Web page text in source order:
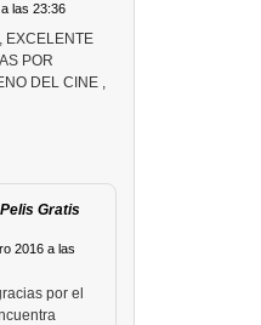
las 23:36
EXCELENTE
POR
DEL CINE ,
Gratis
2016 a las
por el